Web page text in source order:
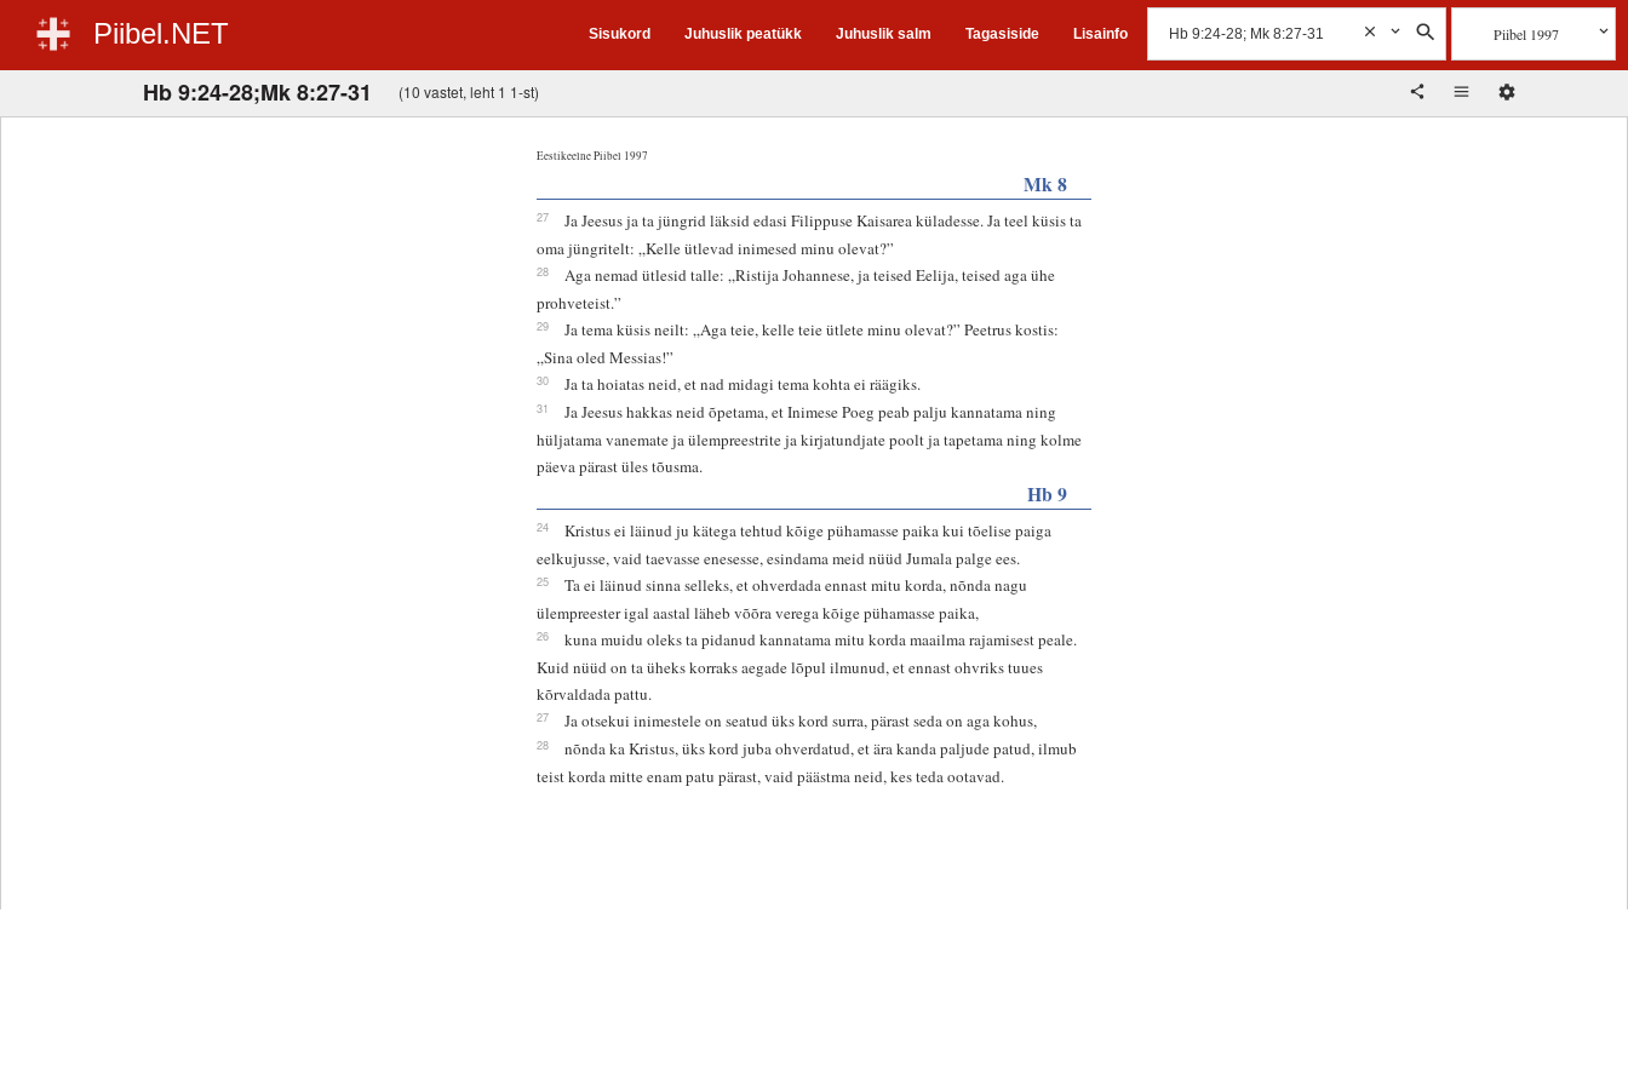
Piibel.NET Sisukord Juhuslik peatükk Juhuslik salm Tagasiside Lisainfo Piibel 1997
Hb 9:24-28;Mk 8:27-31 (10 vastet, leht 1 1-st)
Eestikeelne Piibel 1997
Mk 8
27
Ja Jeesus ja ta jüngrid läksid edasi Filippuse Kaisarea küladesse. Ja teel küsis ta
oma jüngritelt: „Kelle ütlevad inimesed minu olevat?”
28
Aga nemad ütlesid talle: „Ristija Johannese, ja teised Eelija, teised aga ühe
prohveteist.”
29
Ja tema küsis neilt: „Aga teie, kelle teie ütlete minu olevat?” Peetrus kostis:
„Sina oled Messias!”
30 Ja ta hoiatas neid, et nad midagi tema kohta ei räägiks.
31
Ja Jeesus hakkas neid õpetama, et Inimese Poeg peab palju kannatama ning
hüljatama vanemate ja ülempreestrite ja kirjatundjate poolt ja tapetama ning kolme
päeva pärast üles tõusma.
Hb 9
24
Kristus ei läinud ju kätega tehtud kõige pühamasse paika kui tõelise paiga
eelkujusse, vaid taevasse enesesse, esindama meid nüüd Jumala palge ees.
25
Ta ei läinud sinna selleks, et ohverdada ennast mitu korda, nõnda nagu
ülempreester igal aastal läheb võõra verega kõige pühamasse paika,
26
kuna muidu oleks ta pidanud kannatama mitu korda maailma rajamisest peale.
Kuid nüüd on ta üheks korraks aegade lõpul ilmunud, et ennast ohvriks tuues
kõrvaldada pattu.
27 Ja otsekui inimestele on seatud üks kord surra, pärast seda on aga kohus,
28
nõnda ka Kristus, üks kord juba ohverdatud, et ära kanda paljude patud, ilmub
teist korda mitte enam patu pärast, vaid päästma neid, kes teda ootavad.